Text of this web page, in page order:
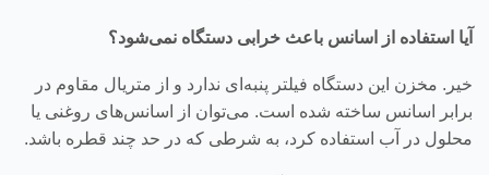
آیا استفاده از اسانس باعث خرابی دستگاه نمی‌شود؟
خیر. مخزن این دستگاه فیلتر پنبه‌ای ندارد و از متریال مقاوم در
برابر اسانس ساخته شده است. می‌توان از اسانس‌های روغنی یا
محلول در آب استفاده کرد، به شرطی که در حد چند قطره باشد.